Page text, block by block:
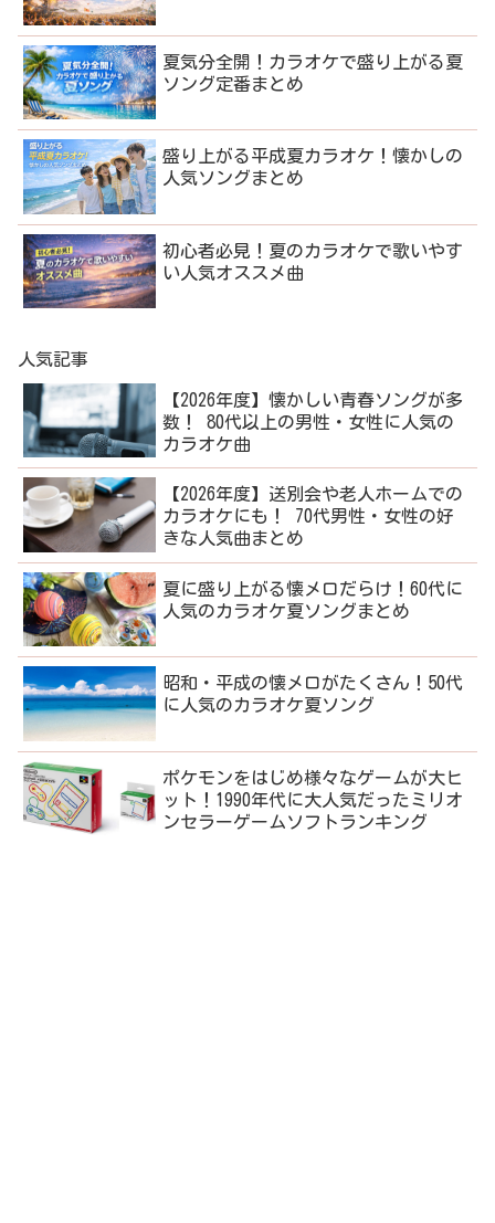
夏気分全開！カラオケで盛り上がる夏
ソング定番まとめ
盛り上がる平成夏カラオケ！懐かしの
人気ソングまとめ
初心者必見！夏のカラオケで歌いやす
い人気オススメ曲
人気記事
【2026年度】懐かしい青春ソングが多
数！ 80代以上の男性・女性に人気の
カラオケ曲
【2026年度】送別会や老人ホームでの
カラオケにも！ 70代男性・女性の好
きな人気曲まとめ
夏に盛り上がる懐メロだらけ！60代に
人気のカラオケ夏ソングまとめ
昭和・平成の懐メロがたくさん！50代
に人気のカラオケ夏ソング
ポケモンをはじめ様々なゲームが大ヒ
ット！1990年代に大人気だったミリオ
ンセラーゲームソフトランキング